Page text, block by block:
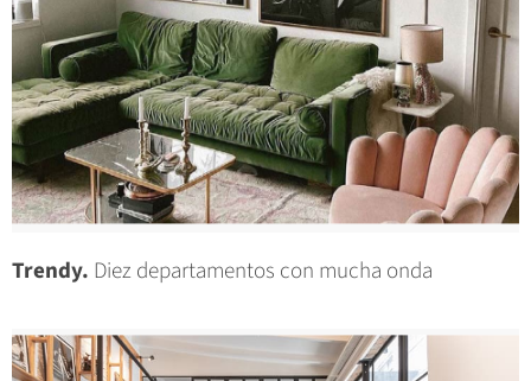
Trendy. Diez departamentos con mucha onda